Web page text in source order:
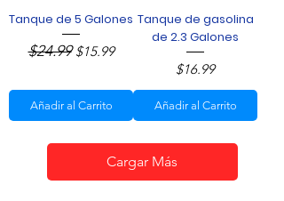
Tanque de 5 Galones
Precio
$24.99 Precio de oferta
$15.99
Añadir al Carrito
Tanque de gasolina
de 2.3 Galones
Precio
$16.99
Añadir al Carrito
Cargar Más